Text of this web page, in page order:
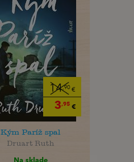
14,90 €
3,95 €
Kým Paríž spal
Druart Ruth
Na sklade